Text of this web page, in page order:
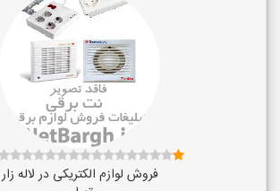
فروش لوازم الکتریکی در لاله زار